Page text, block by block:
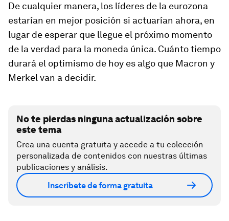
De cualquier manera, los líderes de la eurozona
estarían en mejor posición si actuarían ahora, en
lugar de esperar que llegue el próximo momento
de la verdad para la moneda única. Cuánto tiempo
durará el optimismo de hoy es algo que Macron y
Merkel van a decidir.
No te pierdas ninguna actualización sobre
este tema
Crea una cuenta gratuita y accede a tu colección
personalizada de contenidos con nuestras últimas
publicaciones y análisis.
Inscríbete de forma gratuita